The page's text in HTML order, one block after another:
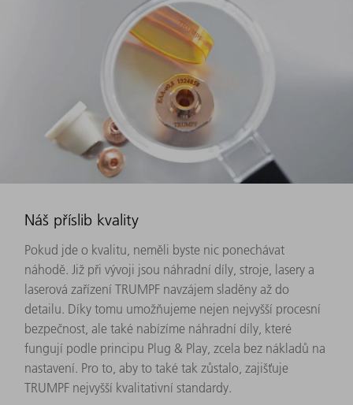
Náš příslib kvality
Pokud jde o kvalitu, neměli byste nic ponechávat
náhodě. Již při vývoji jsou náhradní díly, stroje, lasery a
laserová zařízení TRUMPF navzájem sladěny až do
detailu. Díky tomu umožňujeme nejen nejvyšší procesní
bezpečnost, ale také nabízíme náhradní díly, které
fungují podle principu Plug & Play, zcela bez nákladů na
nastavení. Pro to, aby to také tak zůstalo, zajišťuje
TRUMPF nejvyšší kvalitativní standardy.